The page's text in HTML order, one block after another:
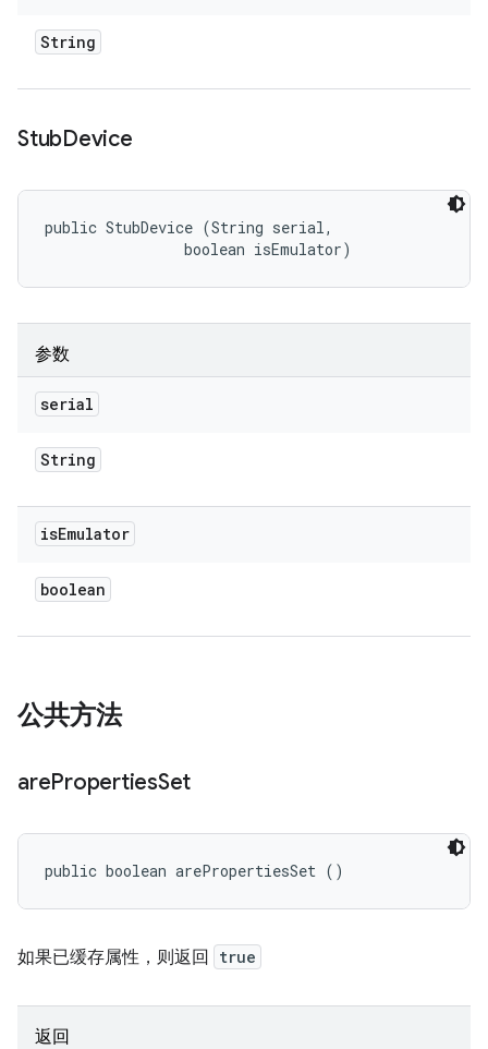
String
StubDevice
public StubDevice (String serial,
                boolean isEmulator)
参数
serial
String
isEmulator
boolean
公共方法
arePropertiesSet
public boolean arePropertiesSet ()
如果已缓存属性，则返回 true
返回